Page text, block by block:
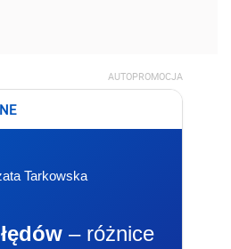
AUTOPROMOCJA
Tarkowska
– różnice